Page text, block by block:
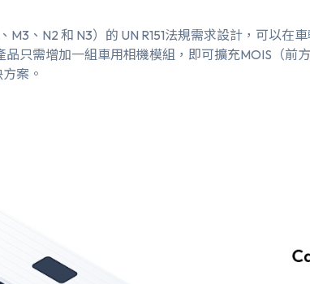
、N2 和 N3）的 UN R151法規需求設計，可以在
只需增加一組車用相機模組，即可擴充MOIS（前
案。